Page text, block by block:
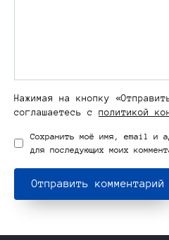
Нажимая на кнопку
соглашаетесь с политикой
Сохранить моё имя, email и
для последующих моих